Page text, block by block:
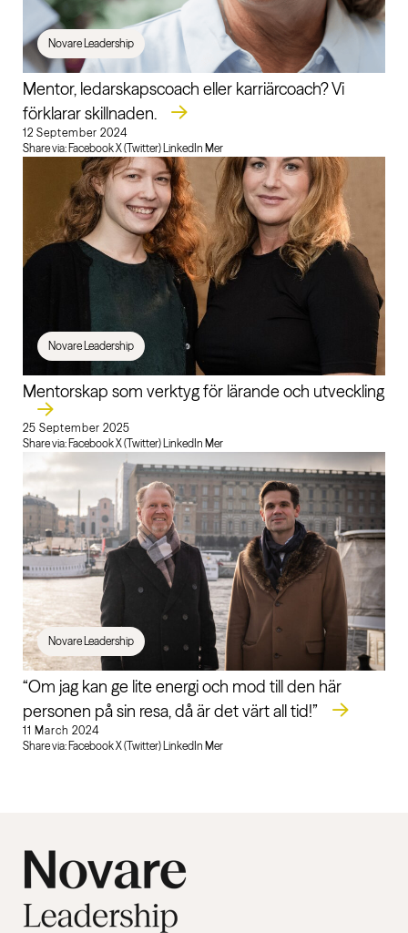
Novare Leadership
Mentor, ledarskapscoach eller karriärcoach? Vi
förklarar skillnaden.
12 September 2024
Share via: Facebook X (Twitter) LinkedIn Mer
Novare Leadership
Mentorskap som verktyg för lärande och utveckling
25 September 2025
Share via: Facebook X (Twitter) LinkedIn Mer
Novare Leadership
“Om jag kan ge lite energi och mod till den här
personen på sin resa, då är det värt all tid!”
11 March 2024
Share via: Facebook X (Twitter) LinkedIn Mer